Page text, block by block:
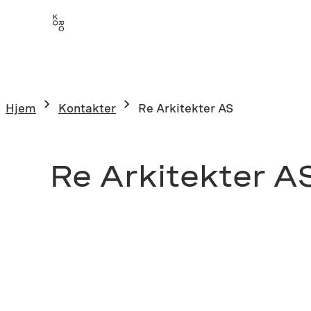
Hjem Kontakter Re Arkitekter AS
Re Arkitekter